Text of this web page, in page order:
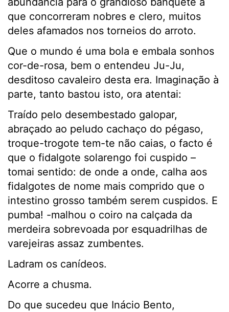
que concorreram nobres e clero, muitos
deles afamados nos torneios do arroto.
Que o mundo é uma bola e embala sonhos
cor-de-rosa, bem o entendeu Ju-Ju,
desditoso cavaleiro desta era. Imaginação à
parte, tanto bastou isto, ora atentai:
Traído pelo desembestado galopar,
abraçado ao peludo cachaço do pégaso,
troque-trogote tem-te não caias, o facto é
que o fidalgote solarengo foi cuspido –
tomai sentido: de onde a onde, calha aos
fidalgotes de nome mais comprido que o
intestino grosso também serem cuspidos. E
pumba! -malhou o coiro na calçada da
merdeira sobrevoada por esquadrilhas de
varejeiras assaz zumbentes.
Ladram os canídeos.
Acorre a chusma.
Do que sucedeu que Inácio Bento,